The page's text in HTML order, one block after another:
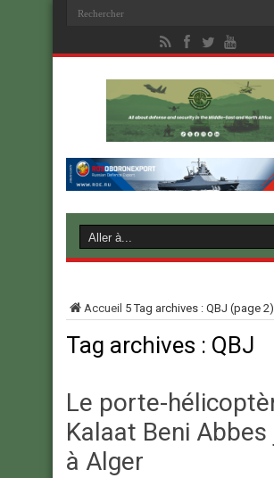
Accueil 5Tag archives : QBJ (page 2)
Tag archives : QBJ
Le porte-
Kalaat Beni Abbes
à Alger